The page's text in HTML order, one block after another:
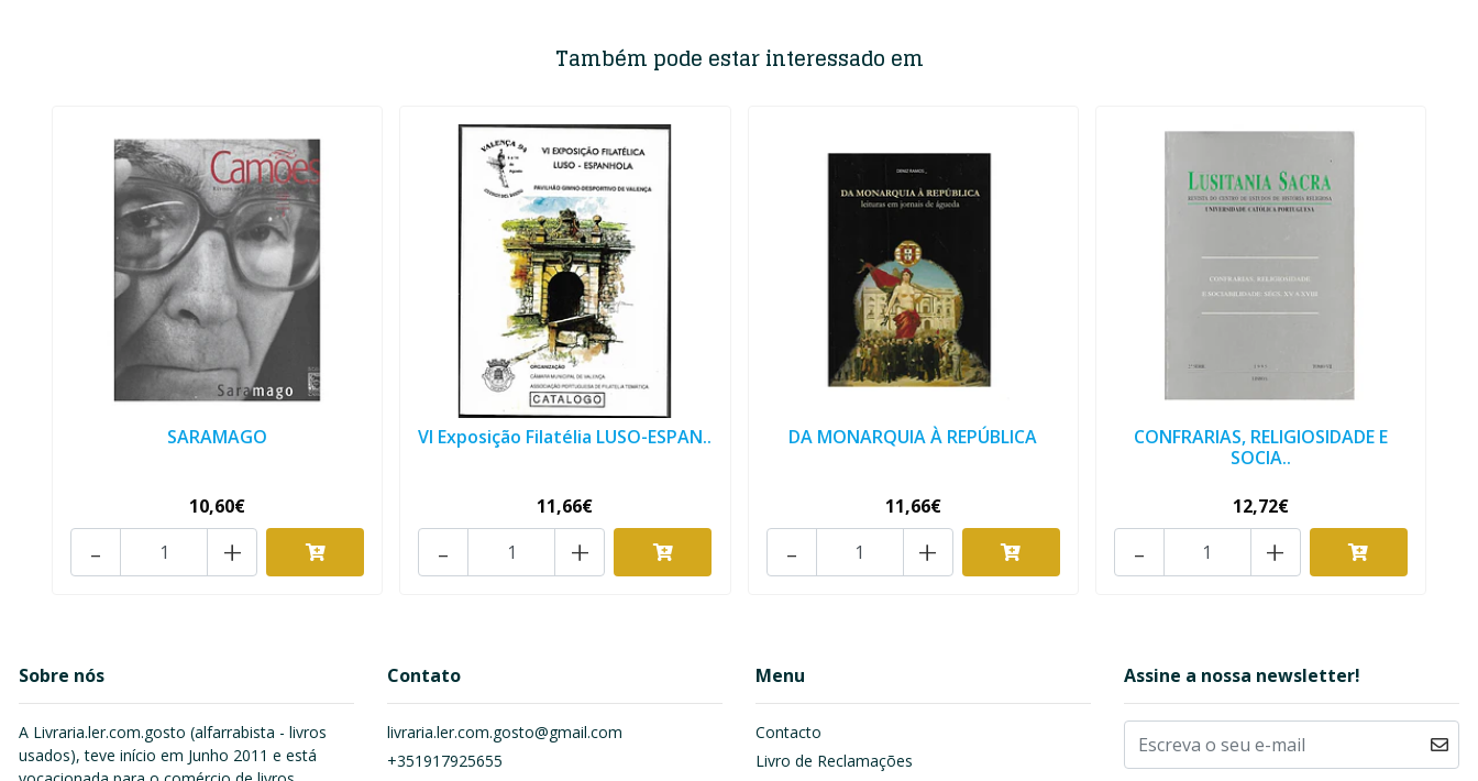
Também pode estar interessado em
SARAMAGO
10,60€
+
-
VI Exposição Filatélia LUSO-ESPAN..
11,66€
+
-
DA MONARQUIA À REPÚBLICA
11,66€
+
-
CONFRARIAS, RELIGIOSIDADE E
SOCIA..
12,72€
+
-
Sobre nós
A Livraria.ler.com.gosto (alfarrabista - livros
usados), teve início em Junho 2011 e está
Contato
livraria.ler.com.gosto@gmail.com
+351917925655
Menu
Contacto
Livro de Reclamações
Assine a nossa newsletter!